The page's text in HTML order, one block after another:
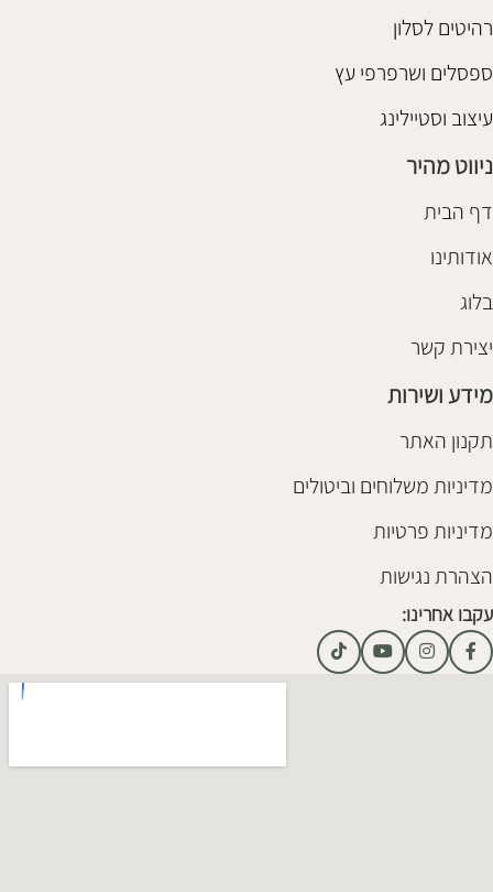
רהיטים לסלון
ספסלים ושרפרפי עץ
עיצוב וסטיילינג
ניווט מהיר
דף הבית
אודותינו
בלוג
יצירת קשר
מידע ושירות
תקנון האתר
מדיניות משלוחים וביטולים
מדיניות פרטיות
הצהרת נגישות
עקבו אחרינו: